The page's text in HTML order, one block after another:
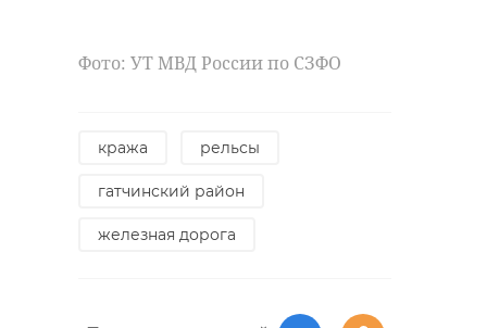
Фото: УТ МВД России по СЗФО
кража рельсы
гатчинский район
железная дорога